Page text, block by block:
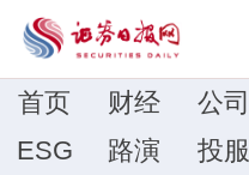
首页 财经 公司
ESG
路演 投服